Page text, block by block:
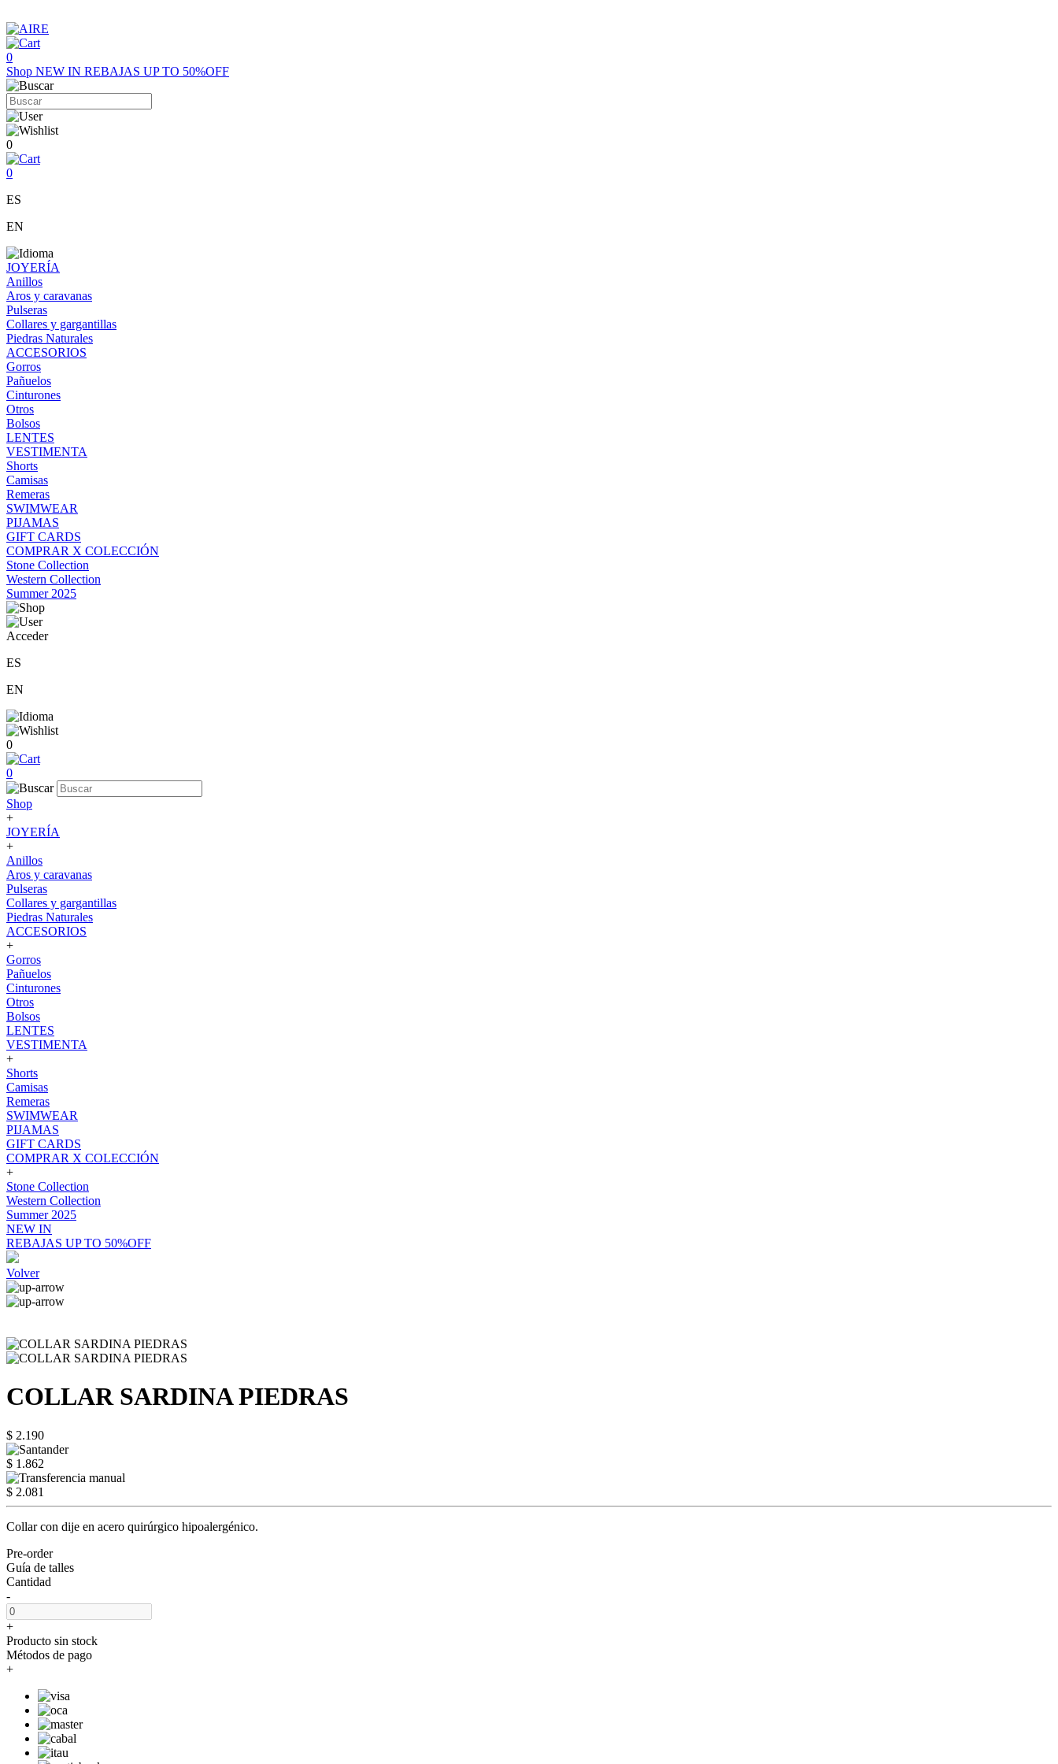
0
Shop NEW IN REBAJAS UP TO 50%OFF
0
0
ES
EN
JOYERÍA
Anillos
Aros y caravanas
Pulseras
Collares y gargantillas
Piedras Naturales
ACCESORIOS
Gorros
Pañuelos
Cinturones
Otros
Bolsos
LENTES
VESTIMENTA
Shorts
Camisas
Remeras
SWIMWEAR
PIJAMAS
GIFT CARDS
COMPRAR X COLECCIÓN
Stone Collection
Western Collection
Summer 2025
Acceder
ES
EN
0
0
Shop
+
JOYERÍA
+
Anillos
Aros y caravanas
Pulseras
Collares y gargantillas
Piedras Naturales
ACCESORIOS
+
Gorros
Pañuelos
Cinturones
Otros
Bolsos
LENTES
VESTIMENTA
+
Shorts
Camisas
Remeras
SWIMWEAR
PIJAMAS
GIFT CARDS
COMPRAR X COLECCIÓN
+
Stone Collection
Western Collection
Summer 2025
NEW IN
REBAJAS UP TO 50%OFF
Volver
COLLAR SARDINA PIEDRAS
$ 2.190
$ 1.862
$ 2.081
Collar con dije en acero quirúrgico hipoalergénico.
Pre-order
Guía de talles
Cantidad
-
+
Producto sin stock
Métodos de pago
+